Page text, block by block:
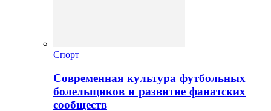
Спорт
Современная культура футбольных
болельщиков и развитие фанатских
сообществ